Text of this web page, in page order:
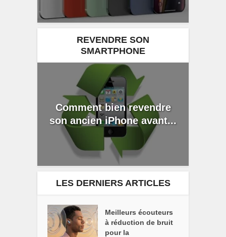
REVENDRE SON
SMARTPHONE
Comment bien revendre
son ancien iPhone avant...
LES DERNIERS ARTICLES
Meilleurs écouteurs
à réduction de bruit
pour la